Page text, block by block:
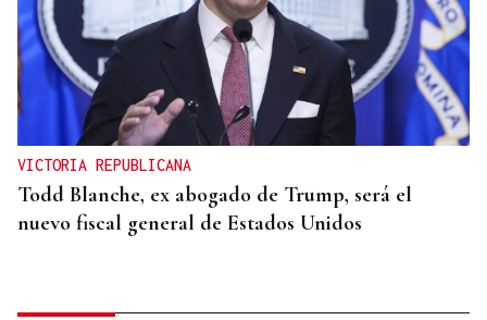
VICTORIA REPUBLICANA
Todd Blanche, ex abogado de Trump, será el
nuevo fiscal general de Estados Unidos